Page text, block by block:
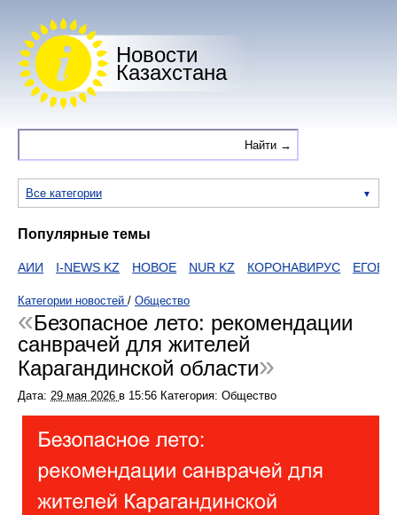
Новости
Казахстана
Все категории
Популярные темы
I-NEWS KZ НОВОЕ NUR KZ КОРОНАВИРУС ЕГОВ
Категории новостей / Общество
Безопасное лето: рекомендации
санврачей для жителей
Карагандинской области
Дата: 29 мая 2026 в 15:56 Категория: Общество